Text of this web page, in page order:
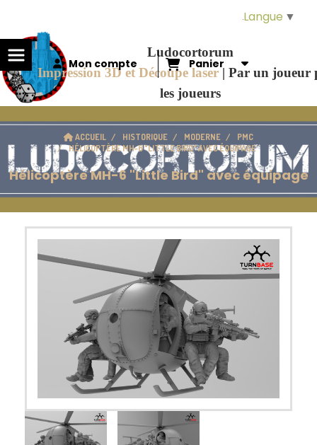
Ludocortorum
Impression 3D et Découpe laser |Par un joueur
les joueurs
Mon compte Panier
ACCUEIL HISTORIQUE MODERNE
PMC
HÉLICOPTÈRE MH-6 "LITTLE BIRD" AVEC ÉQUIPAGE
Hélicoptère MH-6 "Little Bird" avec équipage
Langue ▼